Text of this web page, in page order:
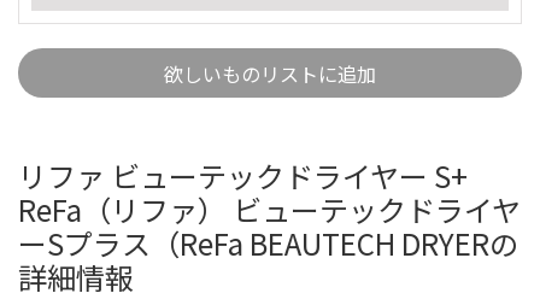
欲しいものリストに追加
リファ ビューテックドライヤー S+
ReFa（リファ） ビューテックドライヤ
ーSプラス（ReFa BEAUTECH DRYERの
詳細情報